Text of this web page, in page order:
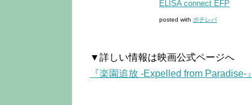
ELISA connect EFP
posted with ポチレバ
▼詳しい情報は映画公式ページへ
『楽園追放 -Expelled from Paradise-』